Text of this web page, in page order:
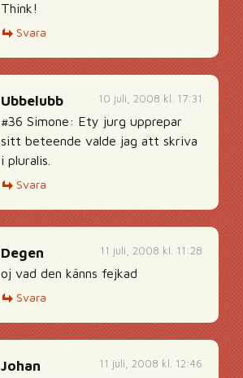
Think!
Svara
10 juli, 2008 kl. 17:31
Ubbelubb
#36 Simone: Ety jurg upprepar
sitt beteende valde jag att skriva
i pluralis.
Svara
11 juli, 2008 kl. 11:28
Degen
oj vad den känns fejkad
Svara
11 juli, 2008 kl. 12:46
Johan